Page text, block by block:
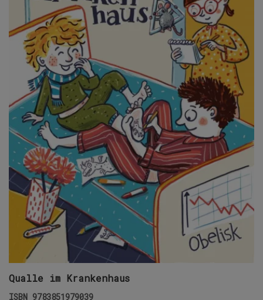
Qualle im Krankenhaus
ISBN 9783851979039